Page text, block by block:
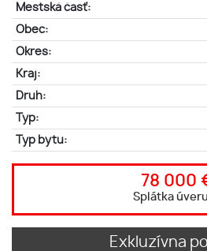
Mestská časť:
Obec:
Okres:
Kraj:
Druh:
Typ:
Typ bytu:
78 000
Splátka
Exkluzívna